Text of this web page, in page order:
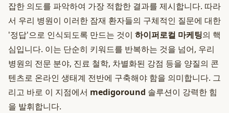
잡한 의도를 파악하여 가장 적합한 결과를 제시합니다. 따라
서 우리 병원이 이러한 잠재 환자들의 구체적인 질문에 대한
'정답'으로 인식되도록 만드는 것이 하이퍼로컬 마케팅의 핵
심입니다. 이는 단순히 키워드를 반복하는 것을 넘어, 우리
병원의 전문 분야, 진료 철학, 차별화된 강점 등을 양질의 콘
텐츠로 온라인 생태계 전반에 구축해야 함을 의미합니다. 그
리고 바로 이 지점에서 medigoround 솔루션이 강력한 힘
을 발휘합니다.